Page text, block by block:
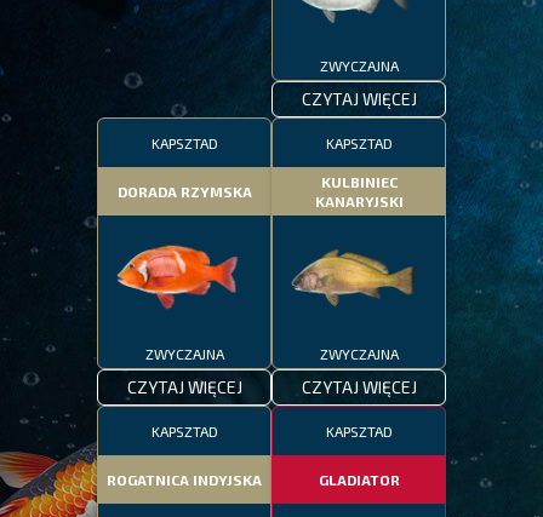
ZWYCZAJNA
CZYTAJ WIĘCEJ
KAPSZTAD
DORADA RZYMSKA
ZWYCZAJNA
CZYTAJ WIĘCEJ
KAPSZTAD
KULBINIEC
KANARYJSKI
ZWYCZAJNA
CZYTAJ WIĘCEJ
KAPSZTAD
ROGATNICA INDYJSKA
KAPSZTAD
GLADIATOR